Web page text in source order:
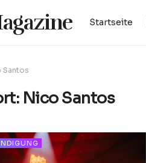
Startseite
Santos
Nico Santos